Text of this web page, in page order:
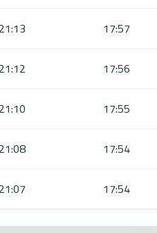
17:57
21:13
17:56
21:12
17:55
21:10
17:54
21:08
17:54
21:07